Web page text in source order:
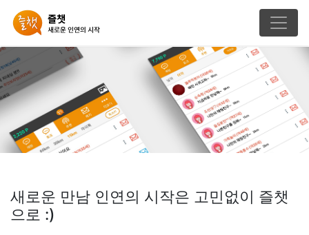
새로운 만남 인연의 시작은 고민없이 즐챗
으로 :)